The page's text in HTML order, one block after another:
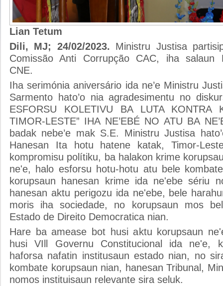
Lian Tetum
Dili, MJ; 24/02/2023. Ministru Justisa
Comissão Anti Corrupção CAC, iha salaun
CNE.
Iha serimónia aniversário ida ne’e Ministru
Sarmento hato’o nia agradesimentu no
ESFORSU KOLETIVU BA LUTA KONTRA
TIMOR-LESTE” IHA NE’EBÉ NO ATU BA
badak nebe’e mak S.E. Ministru Justisa
Hanesan Ita hotu hatene katak, Timor-
kompromisu polítiku, ba halakon krime
ne'e, halo esforsu hotu-hotu atu bele
korupsaun hanesan krime ida ne'ebe sériu
hanesan aktu perigozu ida ne'ebe, bele
moris iha sociedade, no korupsaun mos
Estado de Direito Democratica nian.
Hare ba amease bot husi aktu korupsaun
husi VIll Governu Constitucional ida ne'e,
haforsa nafatin institusaun estado nian, no
kombate korupsaun nian, hanesan Tribunal,
nomos instituisaun relevante sira seluk.